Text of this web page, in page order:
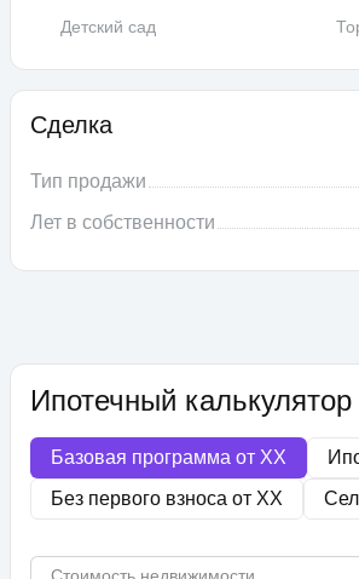
Детский сад
Сделка
Тип продажи
Лет в собственности
Ипотечный калькулятор
Базовая программа от XX
Без первого взноса от XX